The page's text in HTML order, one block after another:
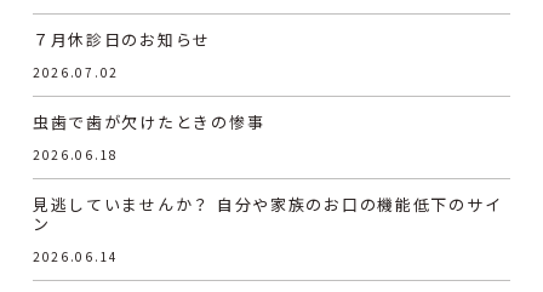
７月休診日のお知らせ
2026.07.02
虫歯で歯が欠けたときの惨事
2026.06.18
見逃していませんか？ 自分や家族のお口の機能低下のサイ
ン
2026.06.14